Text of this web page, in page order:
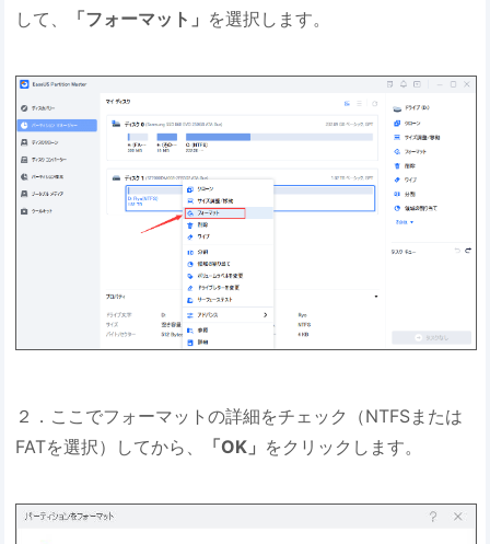
して、
「フォーマット」 を選択します。
２．ここでフォーマットの詳細をチェック（NTFSまたは
FATを選択）してから、
「OK」 をクリックします。